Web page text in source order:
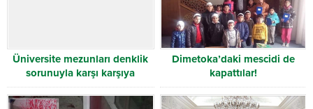
Üniversite mezunları denklik
sorunuyla karşı karşıya
Dimetoka’daki mescidi de
kapattılar!